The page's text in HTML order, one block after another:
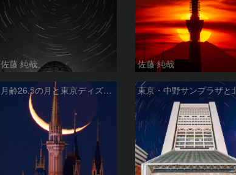
佐藤 純哉 佐藤 純哉
月齢26.5の月と東京ディズニーランドのシンデレラ城